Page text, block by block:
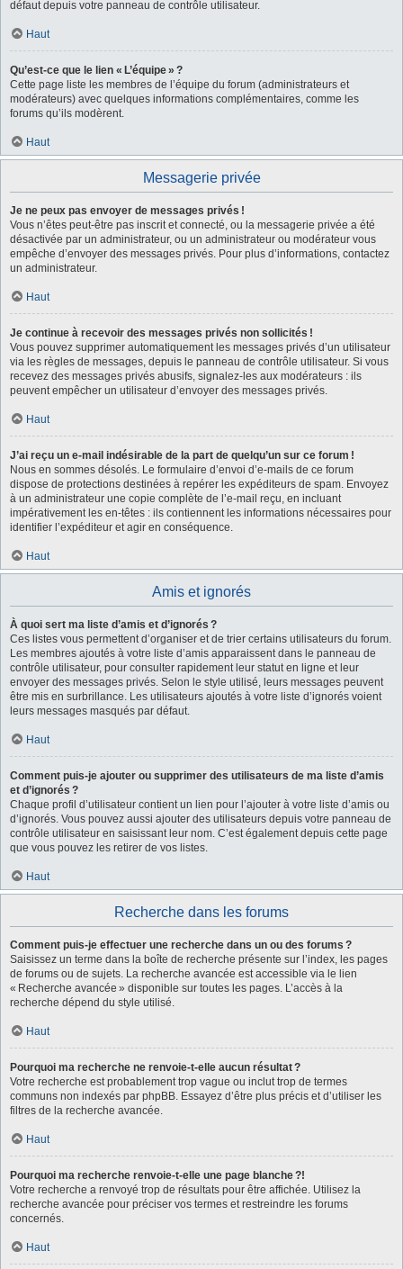
défaut depuis votre panneau de contrôle utilisateur.
Haut
Qu’est-ce que le lien « L’équipe » ?
Cette page liste les membres de l’équipe du forum (administrateurs et
modérateurs) avec quelques informations complémentaires, comme les
forums qu’ils modèrent.
Haut
Messagerie privée
Je ne peux pas envoyer de messages privés !
Vous n’êtes peut-être pas inscrit et connecté, ou la messagerie privée a été
désactivée par un administrateur, ou un administrateur ou modérateur vous
empêche d’envoyer des messages privés. Pour plus d’informations, contactez
un administrateur.
Haut
Je continue à recevoir des messages privés non sollicités !
Vous pouvez supprimer automatiquement les messages privés d’un utilisateur
via les règles de messages, depuis le panneau de contrôle utilisateur. Si vous
recevez des messages privés abusifs, signalez-les aux modérateurs : ils
peuvent empêcher un utilisateur d’envoyer des messages privés.
Haut
J’ai reçu un e-mail indésirable de la part de quelqu’un sur ce forum !
Nous en sommes désolés. Le formulaire d’envoi d’e-mails de ce forum
dispose de protections destinées à repérer les expéditeurs de spam. Envoyez
à un administrateur une copie complète de l’e-mail reçu, en incluant
impérativement les en-têtes : ils contiennent les informations nécessaires pour
identifier l’expéditeur et agir en conséquence.
Haut
Amis et ignorés
À quoi sert ma liste d’amis et d’ignorés ?
Ces listes vous permettent d’organiser et de trier certains utilisateurs du forum.
Les membres ajoutés à votre liste d’amis apparaissent dans le panneau de
contrôle utilisateur, pour consulter rapidement leur statut en ligne et leur
envoyer des messages privés. Selon le style utilisé, leurs messages peuvent
être mis en surbrillance. Les utilisateurs ajoutés à votre liste d’ignorés voient
leurs messages masqués par défaut.
Haut
Comment puis-je ajouter ou supprimer des utilisateurs de ma liste d’amis
et d’ignorés ?
Chaque profil d’utilisateur contient un lien pour l’ajouter à votre liste d’amis ou
d’ignorés. Vous pouvez aussi ajouter des utilisateurs depuis votre panneau de
contrôle utilisateur en saisissant leur nom. C’est également depuis cette page
que vous pouvez les retirer de vos listes.
Haut
Recherche dans les forums
Comment puis-je effectuer une recherche dans un ou des forums ?
Saisissez un terme dans la boîte de recherche présente sur l’index, les pages
de forums ou de sujets. La recherche avancée est accessible via le lien
« Recherche avancée » disponible sur toutes les pages. L’accès à la
recherche dépend du style utilisé.
Haut
Pourquoi ma recherche ne renvoie-t-elle aucun résultat ?
Votre recherche est probablement trop vague ou inclut trop de termes
communs non indexés par phpBB. Essayez d’être plus précis et d’utiliser les
filtres de la recherche avancée.
Haut
Pourquoi ma recherche renvoie-t-elle une page blanche ?!
Votre recherche a renvoyé trop de résultats pour être affichée. Utilisez la
recherche avancée pour préciser vos termes et restreindre les forums
concernés.
Haut